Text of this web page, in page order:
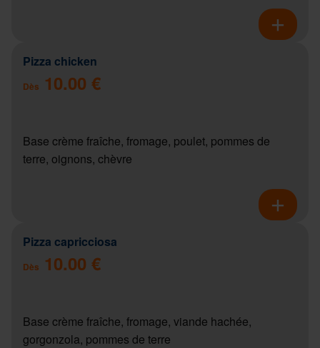
Pizza chicken
Dès 10.00 €
Base crème fraîche, fromage, poulet, pommes de
terre, oignons, chèvre
Pizza capricciosa
Dès 10.00 €
Base crème fraîche, fromage, viande hachée,
gorgonzola, pommes de terre